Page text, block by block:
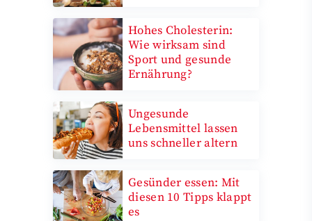
Hohes Cholesterin:
Wie wirksam sind
Sport und gesunde
Ernährung?
Ungesunde
Lebensmittel lassen
uns schneller altern
Gesünder essen: Mit
diesen 10 Tipps klappt
es